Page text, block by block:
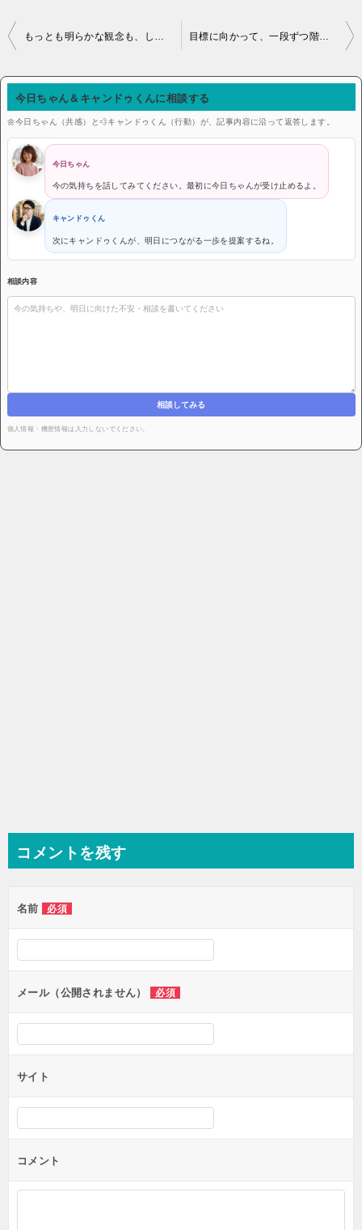
投稿ナビゲーション もっとも明らかな観念も、しばしば、複雑な論究によって不明瞭になる。 by キケロ 目標に向かって、一段ずつ階段を上っていく上で、いちばん肝心なことは、必ず、最初の一段を上るということである。 糸川 英夫
今日ちゃん＆キャンドゥくんに相談する
🌼今日ちゃん（共感）と💨キャンドゥくん（行動）が、記事内容に沿って返答します。
今日ちゃん
今の気持ちを話してみてください。最初に今日ちゃんが受け止めるよ。
キャンドゥくん
次にキャンドゥくんが、明日につながる一歩を提案するね。
相談内容
相談してみる
個人情報・機密情報は入力しないでください。
コメントを残す
名前 必須
メール（公開されません） 必須
サイト
コメント